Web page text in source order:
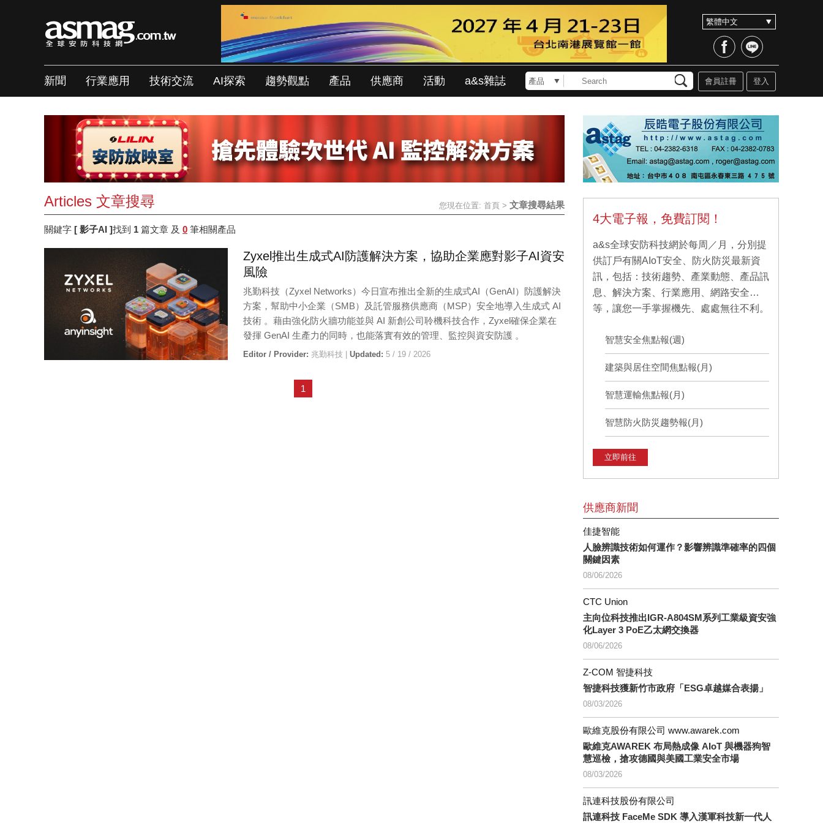
新聞 行業應用 技術交流 AI探索 趨勢觀點 產品 供應商 活動 a&s雜誌 登入
會員註冊
您現在位置: 首頁 > 文章搜尋結果
Articles 文章搜尋
關鍵字 [ 影子AI ]找到 1 篇文章 及 0 筆相關產品
Zyxel推出生成式AI防護解決方案，協助企業應對影子AI資安
風險
兆勤科技（Zyxel Networks）今日宣布推出全新的生成式AI（GenAI）防護解決
方案，幫助中小企業（SMB）及託管服務供應商（MSP）安全地導入生成式 AI
技術 。藉由強化防火牆功能並與 AI 新創公司聆機科技合作，Zyxel確保企業在
發揮 GenAI 生產力的同時，也能落實有效的管理、監控與資安防護 。
Editor / Provider: 兆勤科技 | Updated: 5 / 19 / 2026
1
4大電子報，免費訂閱！
a&s全球安防科技網於每周／月，分別提
供訂戶有關AIoT安全、防火防災最新資
訊，包括：技術趨勢、產業動態、產品訊
息、解決方案、行業應用、網路安全…
等，讓您一手掌握機先、處處無往不利。
智慧安全焦點報(週)
建築與居住空間焦點報(月)
智慧運輸焦點報(月)
智慧防火防災趨勢報(月)
立即前往
供應商新聞
佳捷智能
人臉辨識技術如何運作？影響辨識準確率的四個
關鍵因素
08/06/2026
CTC Union
主向位科技推出IGR-A804SM系列工業級資安強
化Layer 3 PoE乙太網交換器
08/06/2026
Z-COM 智捷科技
智捷科技獲新竹市政府「ESG卓越媒合表揚」
08/03/2026
歐維克股份有限公司 www.awarek.com
歐維克AWAREK 布局熱成像 AIoT 與機器狗智
慧巡檢，搶攻德國與美國工業安全市場
08/03/2026
訊連科技股份有限公司
訊連科技 FaceMe SDK 導入漢軍科技新一代人